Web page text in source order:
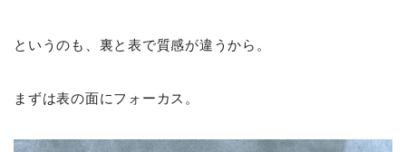
というのも、裏と表で質感が違うから。
まずは表の面にフォーカス。